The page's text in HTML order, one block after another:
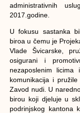
administrativnih
2017.godine.
U fokusu sastanka
biroa u čemu je
Vlade Švicarske,
osigurani i
nezaposlenim
komunikacija i
Zavod nudi. U
birou koji djeluje u
podrinjskog kantona